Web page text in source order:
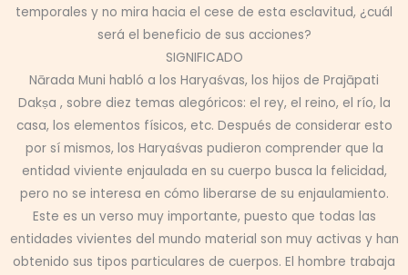
temporales y no mira hacia el cese de esta esclavitud, ¿cuál
será el beneficio de sus acciones?
SIGNIFICADO
Nārada Muni habló a los Haryaśvas, los hijos de Prajāpati
Dakṣa , sobre diez temas alegóricos: el rey, el reino, el río, la
casa, los elementos físicos, etc. Después de considerar esto
por sí mismos, los Haryaśvas pudieron comprender que la
entidad viviente enjaulada en su cuerpo busca la felicidad,
pero no se interesa en cómo liberarse de su enjaulamiento.
Este es un verso muy importante, puesto que todas las
entidades vivientes del mundo material son muy activas y han
obtenido sus tipos particulares de cuerpos. El hombre trabaja